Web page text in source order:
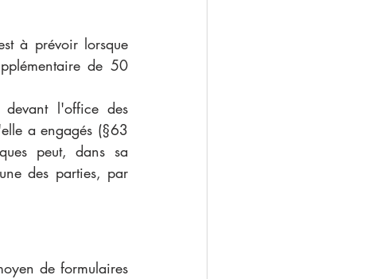
à prévoir lorsque
de 50
l'office des
a engagés (§63
peut, dans sa
des parties, par
de formulaires